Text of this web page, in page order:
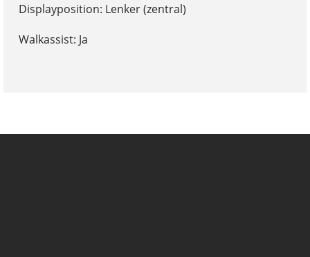
Displayposition: Lenker (zentral)
Walkassist: Ja